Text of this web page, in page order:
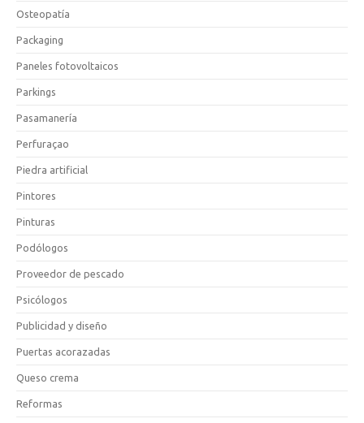
Osteopatía
Packaging
Paneles fotovoltaicos
Parkings
Pasamanería
Perfuraçao
Piedra artificial
Pintores
Pinturas
Podólogos
Proveedor de pescado
Psicólogos
Publicidad y diseño
Puertas acorazadas
Queso crema
Reformas